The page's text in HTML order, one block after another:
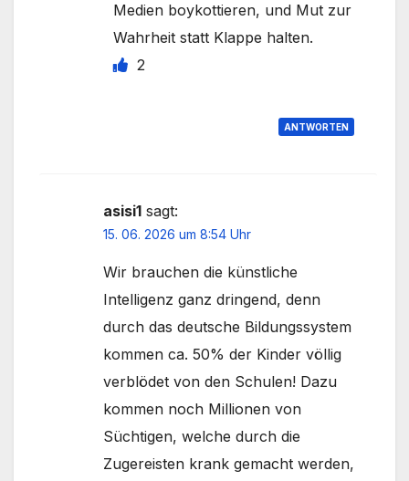
Medien boykottieren, und Mut zur
Wahrheit statt Klappe halten.
2
ANTWORTEN
asisi1 sagt:
15. 06. 2026 um 8:54 Uhr
Wir brauchen die künstliche
Intelligenz ganz dringend, denn
durch das deutsche Bildungssystem
kommen ca. 50% der Kinder völlig
verblödet von den Schulen! Dazu
kommen noch Millionen von
Süchtigen, welche durch die
Zugereisten krank gemacht werden,